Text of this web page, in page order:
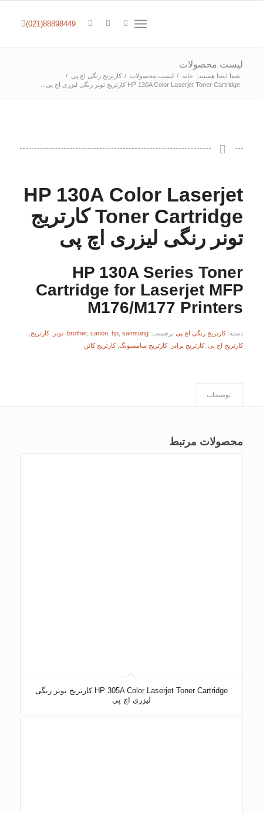
(021)88898449
لیست محصولات
شما اینجا هستید: خانه / لیست محصولات / کارتریج رنگی اچ پی /
HP 130A Color Laserjet Toner Cartridge کارتریج تونر رنگی لیزری اچ پی...
HP 130A Color Laserjet
Toner Cartridge کارتریج
تونر رنگی لیزری اچ پی
HP 130A Series Toner
Cartridge for Laserjet MFP
M176/M177 Printers
دسته:کارتریج رنگی اچ پی برچسب: brother,canon ,hp ,samsung
, تونر ,کارتریج
کارتریج اچ پی,کارتریج برادر ,کارتریج سامسونگ,کارتریج کانن
توضیحات
محصولات مرتبط
HP 305A Color Laserjet Toner Cartridge کارتریج تونر رنگی
لیزری اچ پی